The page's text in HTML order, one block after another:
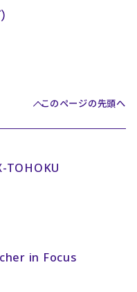
このページの先頭へ
TOHOKU
in Focus